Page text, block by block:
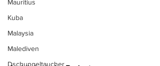
Mauritius
Kuba
Malaysia
Malediven
Dschungeltaucher